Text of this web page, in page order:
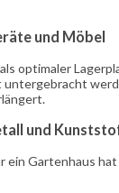
und Möbel
optimaler
und
ein Gartenhaus